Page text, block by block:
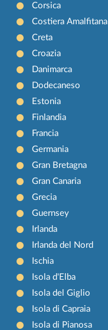
Corsica
Costiera Amalfitana
Creta
Croazia
Danimarca
Dodecaneso
Estonia
Finlandia
Francia
Germania
Gran Bretagna
Gran Canaria
Grecia
Guernsey
Irlanda
Irlanda del Nord
Ischia
Isola d'Elba
Isola del Giglio
Isola di Capraia
Isola di Pianosa